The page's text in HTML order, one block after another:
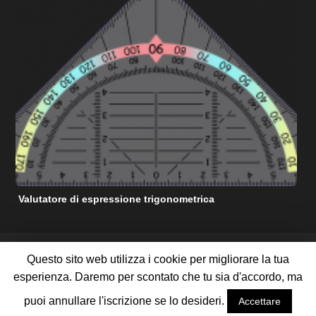
Valutatore di espressione trigonometrica
RISORSE DI AIUTO MATEMATICHE GRATUITE
TERMINI DI SERVIZIO
POLITICA SULLA RISERVATEZZA
RIGUARDO A NOI
CONTATTACI
PUBBLICIZZA CON NOI
Questo sito web utilizza i cookie per migliorare la tua
esperienza. Daremo per scontato che tu sia d'accordo, ma
puoi annullare l'iscrizione se lo desideri.
Accettare